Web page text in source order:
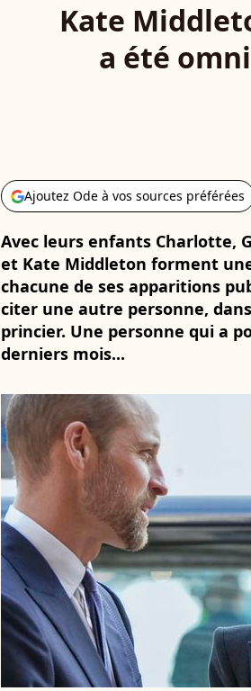
Kate
a été
Ajoutez Ode à vos sources préférées
Avec leurs enfants Charlotte,
et Kate Middleton forment
chacune de ses apparitions
citer une autre personne,
princier. Une personne qui a
derniers mois...